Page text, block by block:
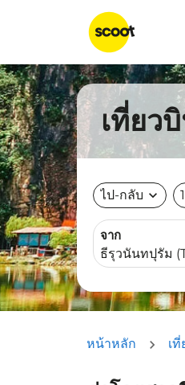
เที่ยว
ไป-กลับ expand_more
จาก
หน้าหลัก เ